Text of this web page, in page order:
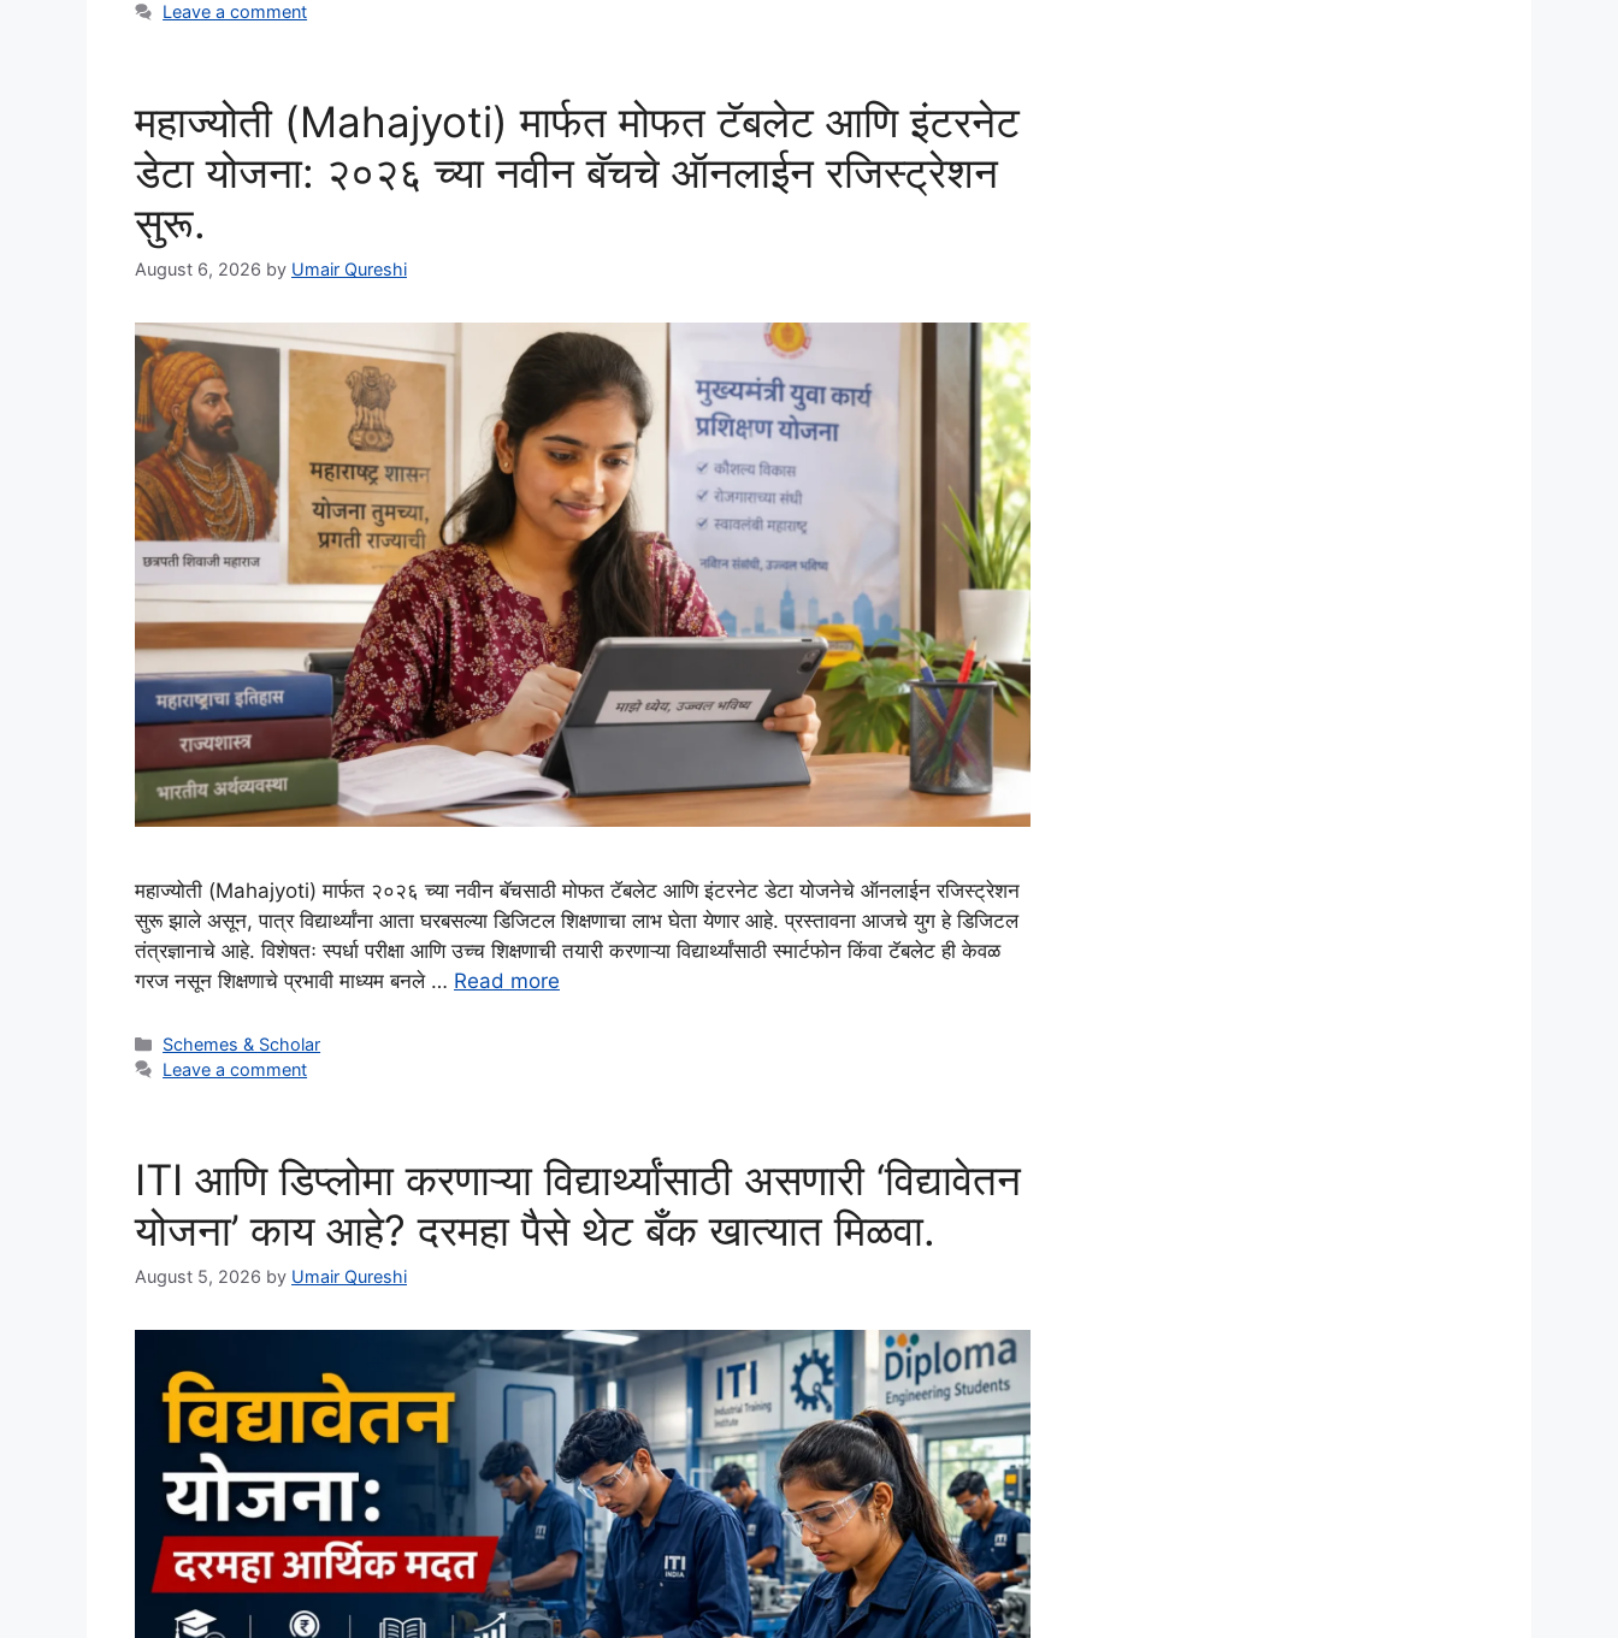
Leave a comment
महाज्योती (Mahajyoti) मार्फत मोफत टॅबलेट आणि इंटरनेट
डेटा योजना: २०२६ च्या नवीन बॅचचे ऑनलाईन रजिस्ट्रेशन
सुरू.
August 6, 2026 by Umair Qureshi
महाज्योती (Mahajyoti) मार्फत २०२६ च्या नवीन बॅचसाठी मोफत टॅबलेट आणि इंटरनेट डेटा योजनेचे ऑनलाईन रजिस्ट्रेशन
सुरू झाले असून, पात्र विद्यार्थ्यांना आता घरबसल्या डिजिटल शिक्षणाचा लाभ घेता येणार आहे. प्रस्तावना आजचे युग हे डिजिटल
तंत्रज्ञानाचे आहे. विशेषतः स्पर्धा परीक्षा आणि उच्च शिक्षणाची तयारी करणाऱ्या विद्यार्थ्यांसाठी स्मार्टफोन किंवा टॅबलेट ही केवळ
गरज नसून शिक्षणाचे प्रभावी माध्यम बनले … Read more
Categories
Schemes & Scholar
Leave a comment
ITI आणि डिप्लोमा करणाऱ्या विद्यार्थ्यांसाठी असणारी ‘विद्यावेतन
योजना’ काय आहे? दरमहा पैसे थेट बँक खात्यात मिळवा.
August 5, 2026 by Umair Qureshi